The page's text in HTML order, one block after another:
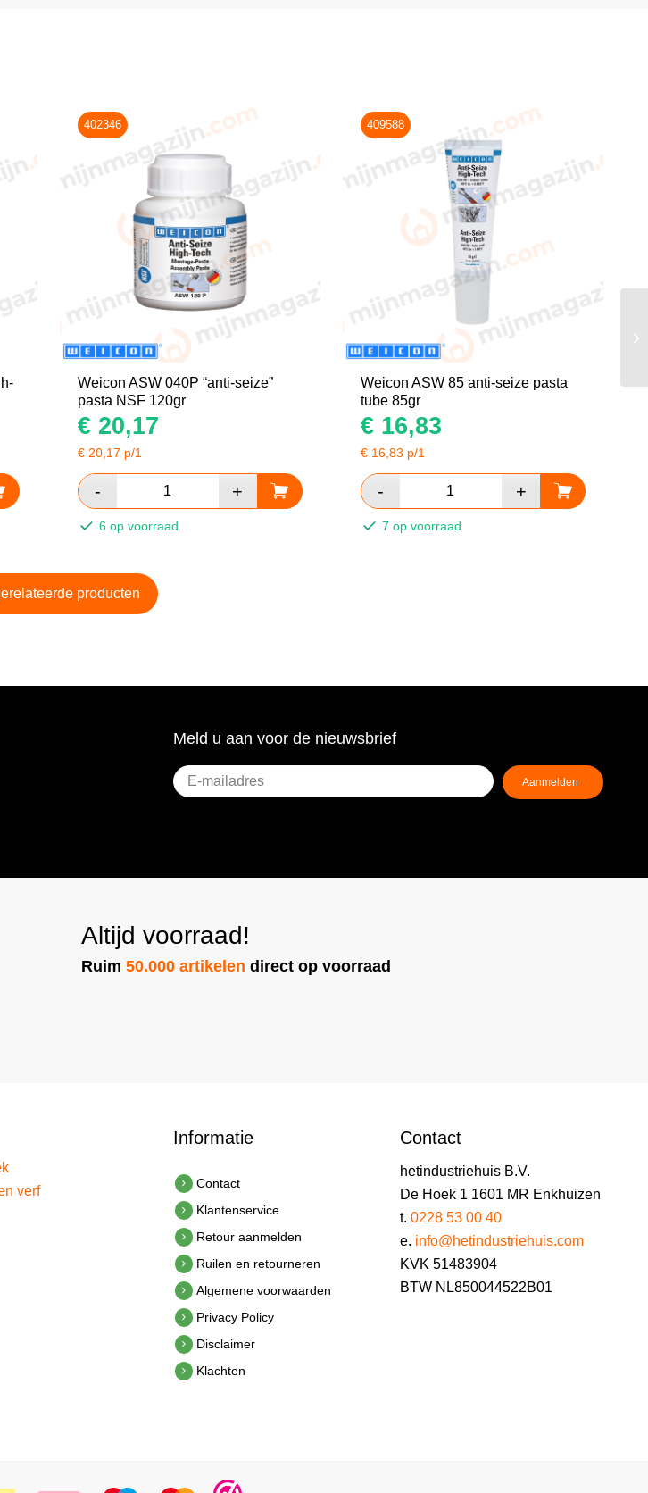
402346
Weicon ASW 040P “anti-seize”
pasta NSF 120gr
€20,17
€ 20,17 p/1
6 op voorraad
409588
Weicon ASW 85 anti-seize pasta
tube 85gr
€16,83
€ 16,83 p/1
7 op voorraad
producten
Meld u aan voor de nieuwsbrief
E-
mailadres
Altijd voorraad!
Ruim50.000 artikelen direct op voorraad
verf
Informatie
Contact
Klantenservice
Retour aanmelden
Ruilen en retourneren
Algemene voorwaarden
Privacy Policy
Disclaimer
Klachten
Contact
hetindustriehuis B.V.
De Hoek 1 1601 MR Enkhuizen
t. 0228 53 00 40
e. info@hetindustriehuis.com
KVK 51483904
BTW NL850044522B01